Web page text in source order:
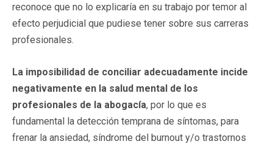
reconoce que no lo explicaría en su trabajo por temor al
efecto perjudicial que pudiese tener sobre sus carreras
profesionales.
La imposibilidad de conciliar adecuadamente incide
negativamente en la salud mental de los
profesionales de la abogacía, por lo que es
fundamental la detección temprana de síntomas, para
frenar la ansiedad, síndrome del burnout y/o trastornos